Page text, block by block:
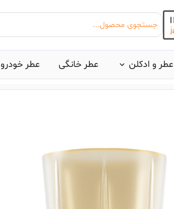
جستجوی محصول...
عطر و ادکلن عطر خانگی عطر خودرو
#عطر زنانه بیک